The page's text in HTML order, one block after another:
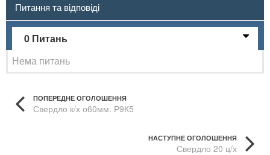
Питання та відповіді
0 Питань
Нема питань
ПОПЕРЕДНЕ ОГОЛОШЕННЯ
Свердло к/х о60мм. Р9К5
НАСТУПНЕ ОГОЛОШЕННЯ
Свердло 20 ц/х